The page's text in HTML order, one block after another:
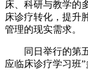
床、科研与教学的
床诊疗转化，提升
管理的现实需求。
同日举行的第五
应临床诊疗学习班